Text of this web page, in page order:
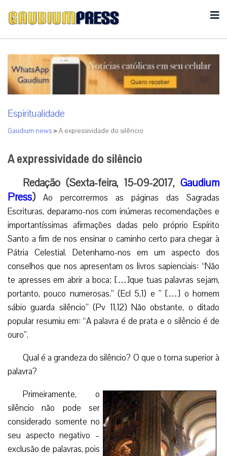
Espiritualidade
Gaudium news >A expressividade do silêncio
A expressividade do silêncio
Redação (Sexta-feira, 15-09-2017, Gaudium
Press) Ao percorrermos as páginas das Sagradas
Escrituras, deparamo-nos com inúmeras recomendações e
importantíssimas afirmações dadas pelo próprio Espírito
Santo a fim de nos ensinar o caminho certo para chegar à
Pátria Celestial. Detenhamo-nos em um aspecto dos
conselhos que nos apresentam os livros sapienciais: “Não
te apresses em abrir a boca; […]que tuas palavras sejam,
portanto, pouco numerosas.” (Ecl 5,1) e ” […] o homem
sábio guarda silêncio” (Pv 11,12) Não obstante, o ditado
popular resumiu em: “A palavra é de prata e o silêncio é de
ouro”.
Qual é a grandeza do silêncio? O que o torna superior à
palavra?
Primeiramente, o
silêncio não pode ser
considerado somente no
seu aspecto negativo –
exclusão de palavras, pois